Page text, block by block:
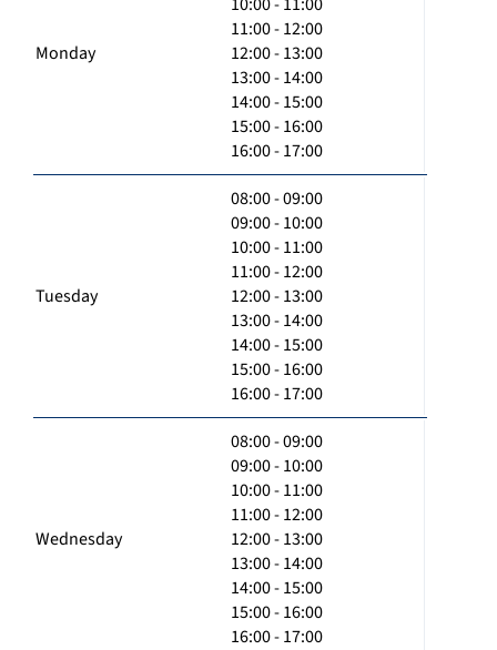
Monday
11:00 - 12:00
12:00 - 13:00
13:00 - 14:00
14:00 - 15:00
15:00 - 16:00
16:00 - 17:00
Tuesday
08:00 - 09:00
09:00 - 10:00
10:00 - 11:00
11:00 - 12:00
12:00 - 13:00
13:00 - 14:00
14:00 - 15:00
15:00 - 16:00
16:00 - 17:00
Wednesday
08:00 - 09:00
09:00 - 10:00
10:00 - 11:00
11:00 - 12:00
12:00 - 13:00
13:00 - 14:00
14:00 - 15:00
15:00 - 16:00
16:00 - 17:00